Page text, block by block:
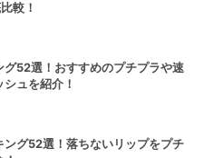
較！
グ52選！おすすめのプチプラや速
ュを紹介！
ング52選！落ちないリップをプチ